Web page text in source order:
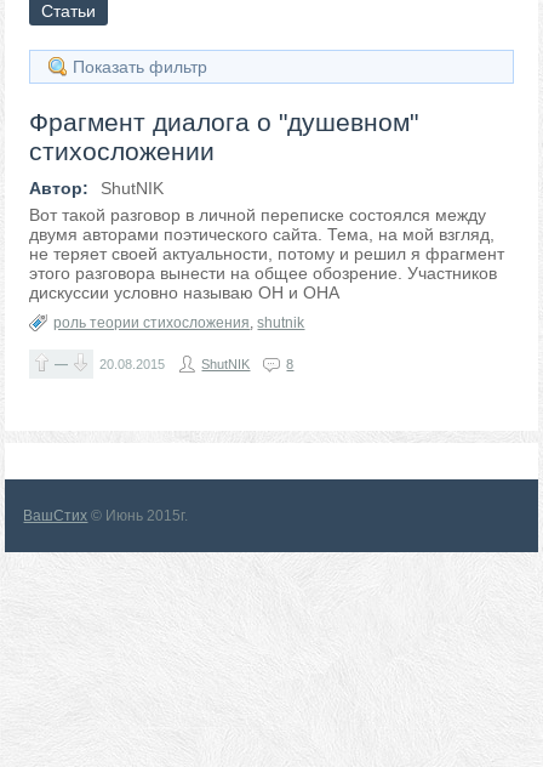
Статьи
Показать фильтр
Фрагмент диалога о "душевном"
стихосложении
Автор:
ShutNIK
Вот такой разговор в личной переписке состоялся между
двумя авторами поэтического сайта. Тема, на мой взгляд,
не теряет своей актуальности, потому и решил я фрагмент
этого разговора вынести на общее обозрение. Участников
дискуссии условно называю ОН и ОНА
роль теории стихосложения,shutnik
— 20.08.2015 ShutNIK 8
ВашСтих © Июнь 2015г.